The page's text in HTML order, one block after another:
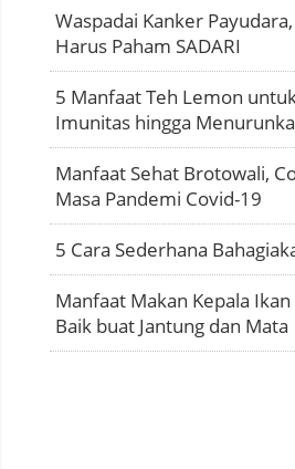
Waspadai Kanker
Harus Paham SADARI
5 Manfaat Teh Lemon
Imunitas hingga
Manfaat Sehat Brotowali,
Masa Pandemi Covid-19
5 Cara Sederhana
Manfaat Makan Kepala
Baik buat Jantung dan Mata